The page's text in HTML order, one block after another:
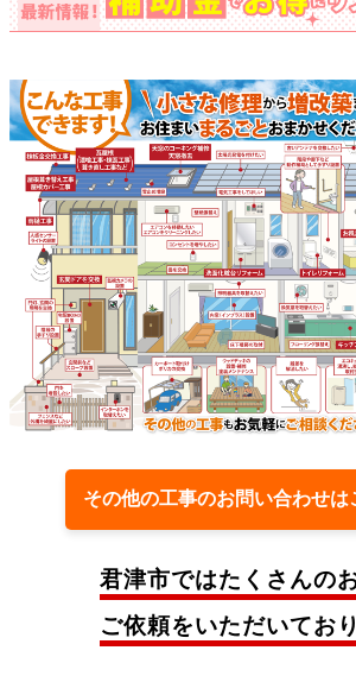
その他の工事のお問い合わせ
君津市ではたくさんの
ご依頼をいただいてお